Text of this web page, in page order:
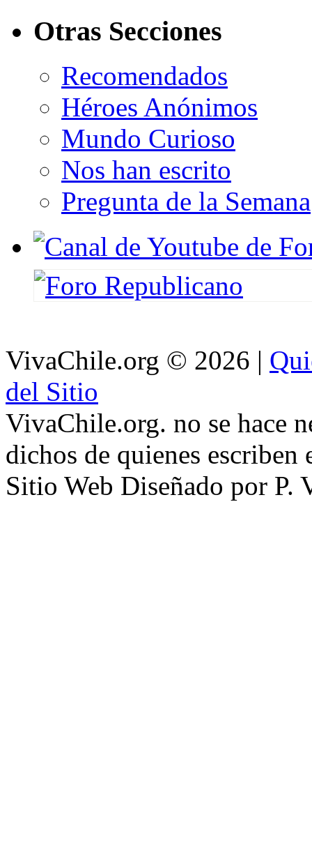
Otras Secciones
Recomendados
Héroes Anónimos
Mundo Curioso
Nos han escrito
Pregunta de la Semana
VivaChile.org © 2026 |
del Sitio
VivaChile.org. no se hace
dichos de quienes escriben
Sitio Web Diseñado por